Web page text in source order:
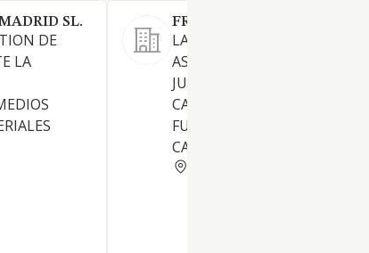
SL.
DE
LA
FRAYLEX SL
LA PRESTACION DE
ASESORAMIENTO Y DEFENSA
JURIDICOS EN TODOS LOS
CAMPOS Y
FUNDAMENTALMENTE EN
CAMPO LABORAL Y SOCIAL